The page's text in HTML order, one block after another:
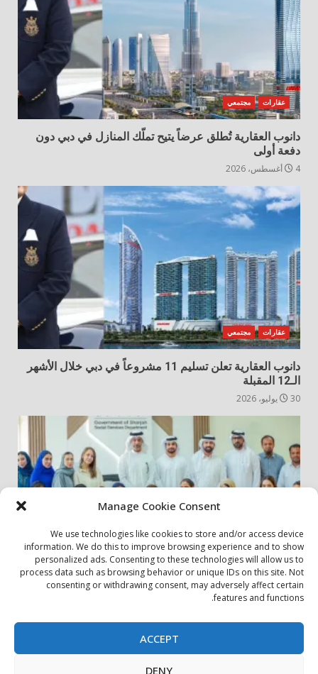
Manage Cookie Consent
We use technologies like cookies to store and/or access device
information. We do this to improve browsing experience and to show
personalized ads. Consenting to these technologies will allow us to
process data such as browsing behavior or unique IDs on this site. Not
consenting or withdrawing consent, may adversely affect certain
features and functions.
ACCEPT
DENY
عقارات مجتمعي
دانوب العقارية تُطلق عرضاً يتيح تملّك المنازل في دبي دون
دفعة أولى
4 أغسطس، 2026
عقارات مجتمعي
دانوب العقارية تعلن تسليم 11 مشروعاً في دبي خلال الأشهر
الـ12 المقبلة
30 يوليو، 2026
أخبار المجتمع مجتمعي
الشارقة لإدارة الأصول تنظم زيارة إلى دار رعاية المسنين
بيان الخصوصية سياسة ملفات تعريف الارتباط
اتصل بنا